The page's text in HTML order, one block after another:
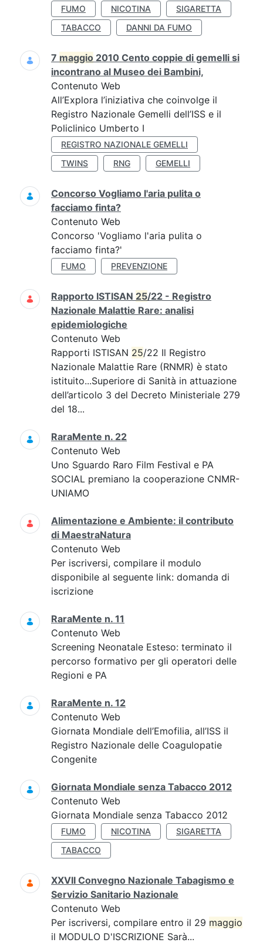
FUMO NICOTINA
SIGARETTA
TABACCO
DANNI DA FUMO
7 maggio 2010 Cento coppie di gemelli si
incontrano al Museo dei Bambini,
Contenuto Web
All’Explora l’iniziativa che coinvolge il
Registro Nazionale Gemelli dell’ISS e il
Policlinico Umberto I
REGISTRO NAZIONALE GEMELLI
TWINS
RNG GEMELLI
Concorso Vogliamo l'aria pulita o
facciamo finta?
Contenuto Web
Concorso 'Vogliamo l'aria pulita o
facciamo finta?'
FUMO PREVENZIONE
Rapporto ISTISAN 25/22 - Registro
Nazionale Malattie Rare: analisi
epidemiologiche
Contenuto Web
Rapporti ISTISAN 25/22 Il Registro
Nazionale Malattie Rare (RNMR) è stato
istituito...Superiore di Sanità in attuazione
dell’articolo 3 del Decreto Ministeriale 279
del 18...
RaraMente n. 22
Contenuto Web
Uno Sguardo Raro Film Festival e PA
SOCIAL premiano la cooperazione CNMR-
UNIAMO
Alimentazione e Ambiente: il contributo
di MaestraNatura
Contenuto Web
Per iscriversi, compilare il modulo
disponibile al seguente link: domanda di
iscrizione
RaraMente n. 11
Contenuto Web
Screening Neonatale Esteso: terminato il
percorso formativo per gli operatori delle
Regioni e PA
RaraMente n. 12
Contenuto Web
Giornata Mondiale dell’Emofilia, all’ISS il
Registro Nazionale delle Coagulopatie
Congenite
Giornata Mondiale senza Tabacco 2012
Contenuto Web
Giornata Mondiale senza Tabacco 2012
FUMO NICOTINA
SIGARETTA
TABACCO
XXVII Convegno Nazionale Tabagismo e
Servizio Sanitario Nazionale
Contenuto Web
Per iscriversi, compilare entro il 29 maggio
il MODULO D'ISCRIZIONE Sarà...